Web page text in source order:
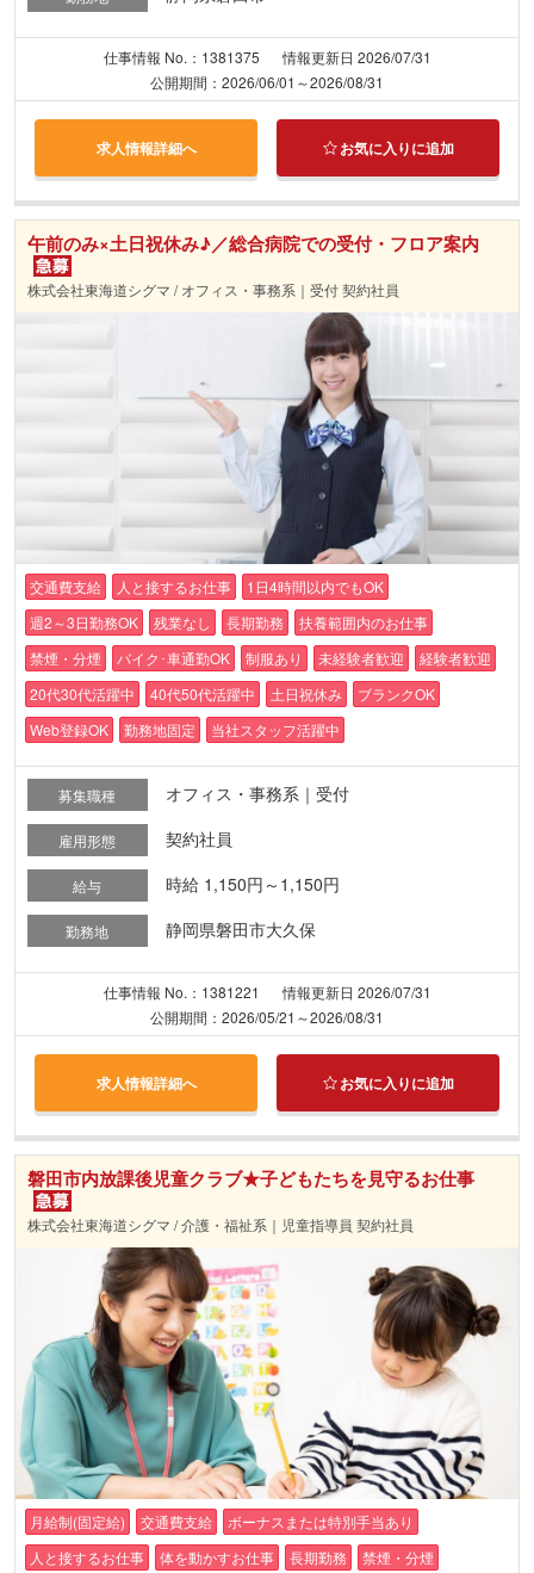
仕事情報 No.：1381375
情報更新日 2026/07/31
公開期間：2026/06/01～2026/08/31
求人情報詳細へ お気に入りに追加
午前のみ×土日祝休み♪／総合病院での受付・フロア案内
株式会社東海道シグマ / オフィス・事務系｜受付 契約社員
交通費支給 人と接するお仕事
1日4時間以内でもOK
週2～3日勤務OK
残業なし 長期勤務
扶養範囲内のお仕事
禁煙・分煙
バイク･車通勤OK 制服あり 未経験者歓迎
経験者歓迎
20代30代活躍中
40代50代活躍中 土日祝休み
ブランクOK
Web登録OK
勤務地固定 当社スタッフ活躍中
募集職種 オフィス・事務系｜受付
雇用形態 契約社員
給与 時給 1,150円～1,150円
勤務地 静岡県磐田市大久保
仕事情報 No.：1381221
情報更新日 2026/07/31
公開期間：2026/05/21～2026/08/31
求人情報詳細へ お気に入りに追加
磐田市内放課後児童クラブ★子どもたちを見守るお仕事
株式会社東海道シグマ / 介護・福祉系｜児童指導員 契約社員
月給制(固定給) 交通費支給
ボーナスまたは特別手当あり
人と接するお仕事
体を動かすお仕事 長期勤務 禁煙・分煙